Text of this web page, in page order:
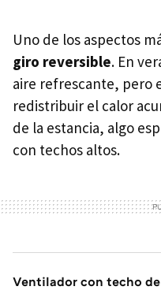
Uno de los aspectos
giro reversible. En
aire refrescante, pero
redistribuir el calor
de la estancia, algo
con techos altos.
Ventilador con techo